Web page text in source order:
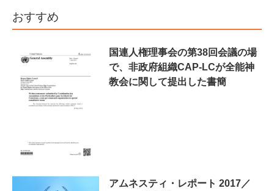
おすすめ
国連人権理事会の第38回会議の場
で、非政府組織CAP-LCが全能神
教会に関して提出した書簡
アムネスティ・レポート 2017／